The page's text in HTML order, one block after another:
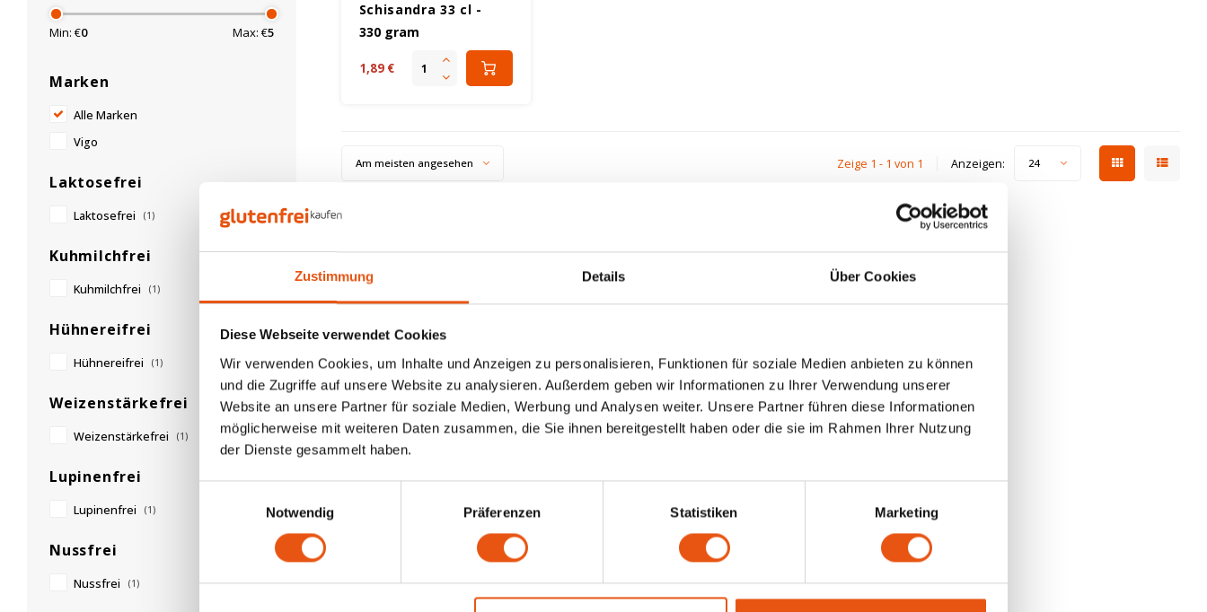
Zustimmung Details Über Cookies
Diese Webseite verwendet Cookies
Wir verwenden Cookies, um Inhalte und Anzeigen zu personalisieren, Funktionen für soziale Medien anbieten zu können
und die Zugriffe auf unsere Website zu analysieren. Außerdem geben wir Informationen zu Ihrer Verwendung unserer
Website an unsere Partner für soziale Medien, Werbung und Analysen weiter. Unsere Partner führen diese Informationen
möglicherweise mit weiteren Daten zusammen, die Sie ihnen bereitgestellt haben oder die sie im Rahmen Ihrer Nutzung
der Dienste gesammelt haben.
Notwendig
Präferenzen Statistiken Marketing
Min: €0 Max: €5
Marken
Alle Marken
Vigo
Laktosefrei
Laktosefrei (1)
Kuhmilchfrei
Kuhmilchfrei (1)
Hühnereifrei
Hühnereifrei (1)
Weizenstärkefrei
Weizenstärkefrei (1)
Lupinenfrei
Lupinenfrei (1)
Nussfrei
Nussfrei (1)
Schisandra 33 cl -
Glutenfrei
330 gram
1,89 €
Am meisten angesehen Zeige 1 - 1 von 1 Anzeigen: 24